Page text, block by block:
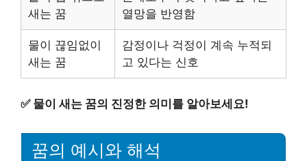
새는 꿈
열망을 반영함
물이 끊임없이
새는 꿈
감정이나 걱정이 계속 누적되
고 있다는 신호
✅ 물이 새는 꿈의 진정한 의미를 알아보세요!
꿈의 예시와 해석